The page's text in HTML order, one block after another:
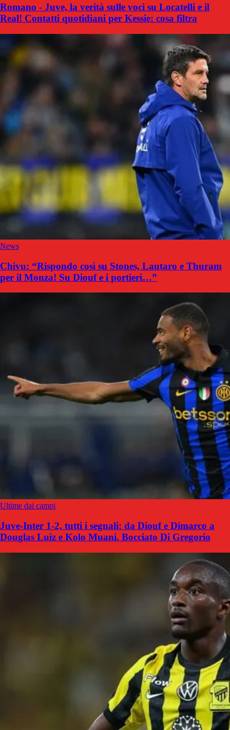
Romano - Juve, la verità sulle voci su Locatelli e il
Real! Contatti quotidiani per Kessie: cosa filtra
News
Chivu: “Rispondo così su Stones, Lautaro e Thuram
per il Monza! Su Diouf e i portieri…”
Ultime dai campi
Juve-Inter 1-2, tutti i segnali: da Diouf e Dimarco a
Douglas Luiz e Kolo Muani. Bocciato Di Gregorio